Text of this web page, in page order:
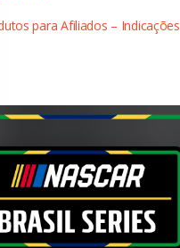
para Afiliados – Indicações